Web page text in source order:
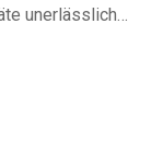
unerlässlich…